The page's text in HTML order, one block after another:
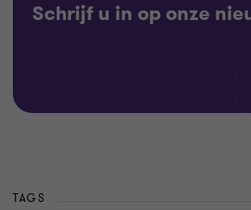
Schrijf u in op onze
TAGS